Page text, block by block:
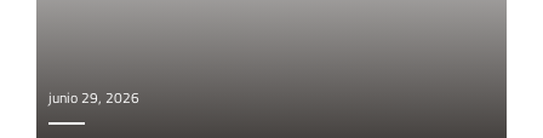
junio 29, 2026